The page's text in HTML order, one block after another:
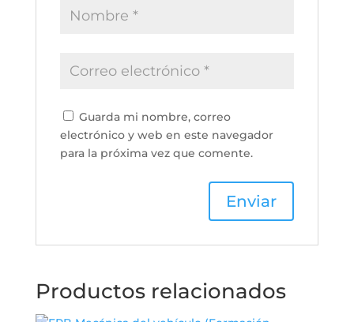
Guarda mi nombre, correo
electrónico y web en este navegador
para la próxima vez que comente.
Productos relacionados